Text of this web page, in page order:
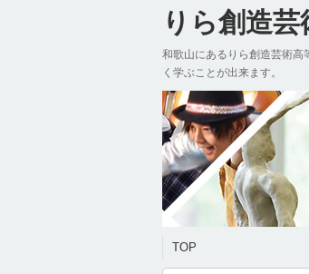
りら創造
和歌山にあるりら創造芸術高
く学ぶことが出来ます。
TOP